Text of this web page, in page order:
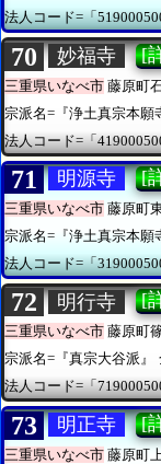
法人コード=「
70 妙福寺 [
三重県いなべ市 藤原町
宗派名=『浄土真宗本願
法人コード=「
71 明源寺 [
三重県いなべ市 藤原町
宗派名=『浄土真宗本願
法人コード=「
72 明行寺 [
三重県いなべ市 藤原町
宗派名=『真宗大谷派』
法人コード=「
73 明正寺 [
三重県いなべ市 藤原町